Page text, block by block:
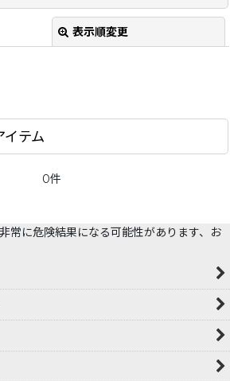
表示順変更
イテム
0件
常に危険結果になる可能性があります、お